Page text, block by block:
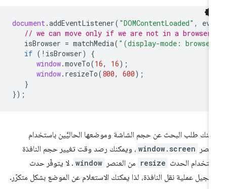
document.addEventListener("DOMContentLoaded",
// we can move only if we are not in a
isBrowser
= matchMedia("(display-mode:
if (!isBrowser
window.moveTo( 16, 16
window.resizeTo(800, 600
طلب البحث عن حجم الشاشة وموضعها الحاليَّين باستخدام
window.screen ، ويمكنك رصد وقت تغيير حجم النافذة
الحدث resize من العنصر window . لا يتوفّر حدث
عملية نقل النافذة، لذا يمكنك الاستعلام عن الموضع بشكل متكرّر.